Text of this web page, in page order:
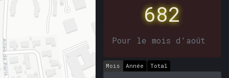
682
Pour le mois d'août
Mois Année Total